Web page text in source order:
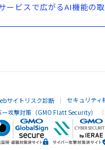
ビスで広がるAI機能の
サイトリスク診断
セキュリティ
ー攻撃対策（GMO Flatt Security）